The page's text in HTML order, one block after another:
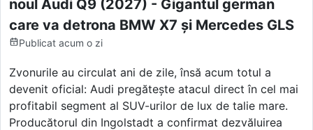
noul Audi Q9 (2027) - Gigantul german
care va detrona BMW X7 și Mercedes GLS
Publicat acum o zi
Zvonurile au circulat ani de zile, însă acum totul a
devenit oficial: Audi pregătește atacul direct în cel mai
profitabil segment al SUV-urilor de lux de talie mare.
Producătorul din Ingolstadt a confirmat dezvăluirea